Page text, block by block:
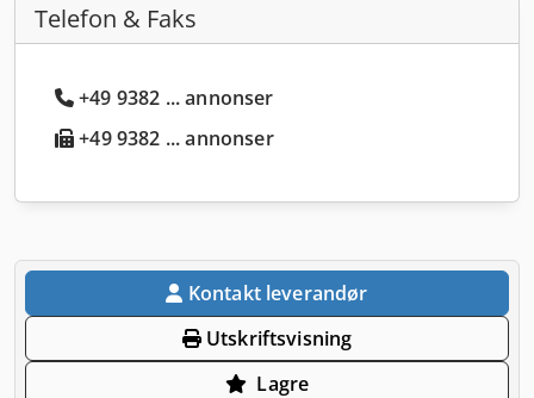
Telefon & Faks
+49 9382 ... annonser
+49 9382 ... annonser
Kontakt leverandør
Utskriftsvisning
Lagre